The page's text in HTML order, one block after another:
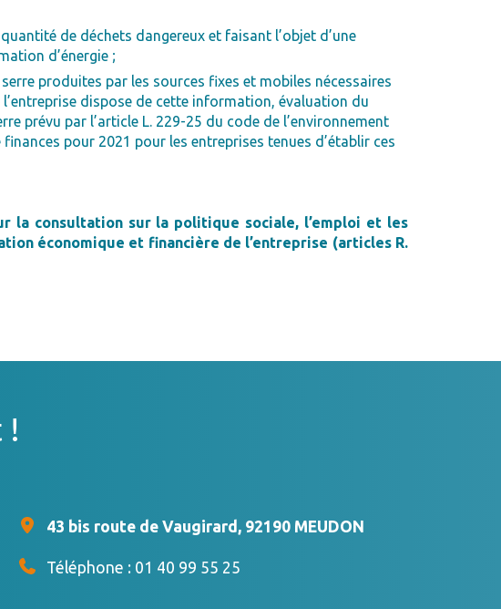
de déchets dangereux et faisant l’objet d’une
d’énergie ;
produites par les sources fixes et mobiles nécessaires
dispose de cette information, évaluation du
prévu par l’article L. 229-25 du code de l’environnement
pour 2021 pour les entreprises tenues d’établir ces
la consultation sur la politique sociale, l’emploi et les
économique et financière de l’entreprise (articles R.
!
43 bis route de Vaugirard, 92190 MEUDON
Téléphone : 01 40 99 55 25